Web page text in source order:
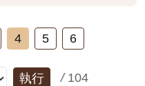
4 5 6
執行 / 104